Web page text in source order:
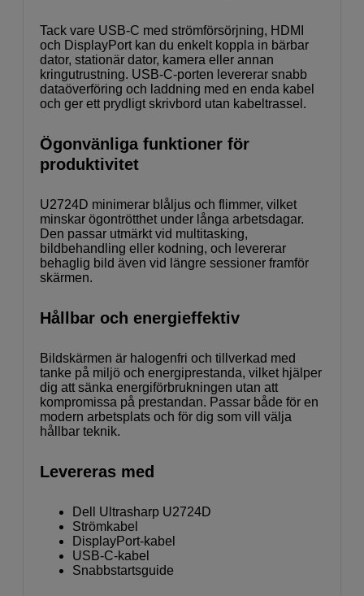
Tack vare USB-C med strömförsörjning, HDMI
och DisplayPort kan du enkelt koppla in bärbar
dator, stationär dator, kamera eller annan
kringutrustning. USB-C-porten levererar snabb
dataöverföring och laddning med en enda kabel
och ger ett prydligt skrivbord utan kabeltrassel.
Ögonvänliga funktioner för
produktivitet
U2724D minimerar blåljus och flimmer, vilket
minskar ögontrötthet under långa arbetsdagar.
Den passar utmärkt vid multitasking,
bildbehandling eller kodning, och levererar
behaglig bild även vid längre sessioner framför
skärmen.
Hållbar och energieffektiv
Bildskärmen är halogenfri och tillverkad med
tanke på miljö och energiprestanda, vilket hjälper
dig att sänka energiförbrukningen utan att
kompromissa på prestandan. Passar både för en
modern arbetsplats och för dig som vill välja
hållbar teknik.
Levereras med
Dell Ultrasharp U2724D
Strömkabel
DisplayPort-kabel
USB-C-kabel
Snabbstartsguide